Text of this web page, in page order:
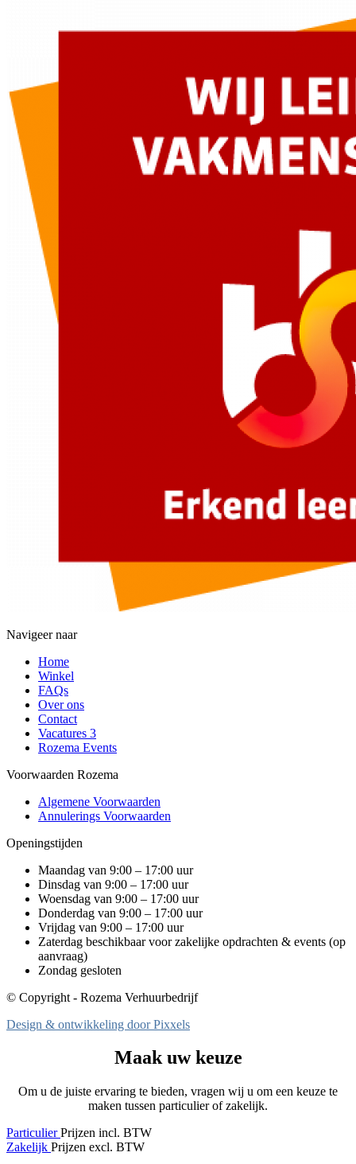
Navigeer naar
Home
Winkel
FAQs
Over ons
Contact
Vacatures 3
Rozema Events
Voorwaarden Rozema
Algemene Voorwaarden
Annulerings Voorwaarden
Openingstijden
Maandag van 9:00 – 17:00 uur
Dinsdag van 9:00 – 17:00 uur
Woensdag van 9:00 – 17:00 uur
Donderdag van 9:00 – 17:00 uur
Vrijdag van 9:00 – 17:00 uur
Zaterdag beschikbaar voor zakelijke opdrachten & events (op
aanvraag)
Zondag gesloten
© Copyright - Rozema Verhuurbedrijf
Design & ontwikkeling door Pixxels
Maak uw keuze
Om u de juiste ervaring te bieden, vragen wij u om een keuze te
maken tussen particulier of zakelijk.
ParticulierPrijzen incl. BTW
Zakelijk Prijzen excl. BTW